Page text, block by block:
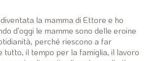
la mamma di Ettore e ho
d'oggi le mamme sono delle eroine
perché riescono a far
tutto, il tempo per la famiglia, il lavoro